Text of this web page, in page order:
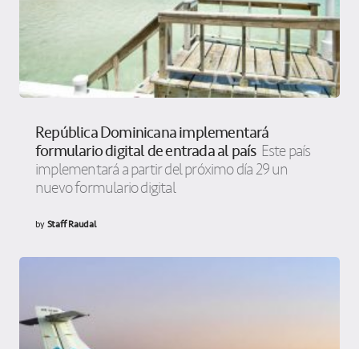
República Dominicana implementará
formulario digital de entrada al país Este país
implementará a partir del próximo día 29 un
nuevo formulario digital
byStaff Raudal